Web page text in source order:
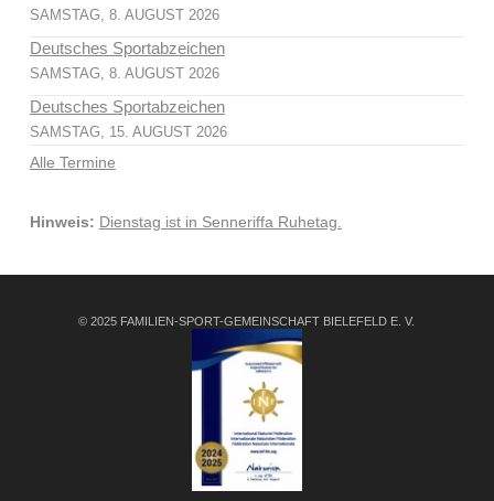
SAMSTAG, 8. AUGUST 2026
Deutsches Sportabzeichen
SAMSTAG, 8. AUGUST 2026
Deutsches Sportabzeichen
SAMSTAG, 15. AUGUST 2026
Alle Termine
Hinweis: Dienstag ist in Senneriffa Ruhetag.
© 2025 FAMILIEN-SPORT-GEMEINSCHAFT BIELEFELD E. V.